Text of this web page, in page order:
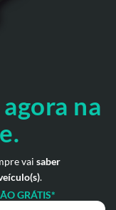
na
vai saber
.
GRÁTIS*